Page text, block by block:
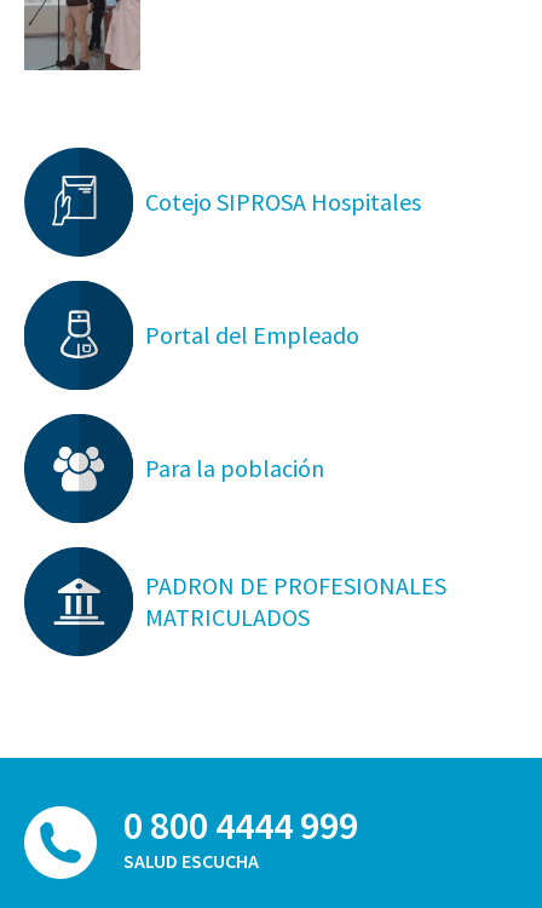
Cotejo SIPROSA Hospitales
Portal del Empleado
Para la población
PADRON DE PROFESIONALES
MATRICULADOS
0 800 4444 999
SALUD ESCUCHA